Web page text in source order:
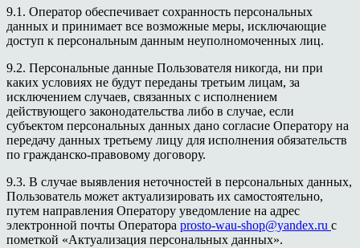
9.1. Оператор обеспечивает сохранность персональных
данных и принимает все возможные меры, исключающие
доступ к персональным данным неуполномоченных лиц.
9.2. Персональные данные Пользователя никогда, ни при
каких условиях не будут переданы третьим лицам, за
исключением случаев, связанных с исполнением
действующего законодательства либо в случае, если
субъектом персональных данных дано согласие Оператору на
передачу данных третьему лицу для исполнения обязательств
по гражданско-правовому договору.
9.3. В случае выявления неточностей в персональных данных,
Пользователь может актуализировать их самостоятельно,
путем направления Оператору уведомление на адрес
электронной почты Оператора prosto-wau-shop@yandex.ru с
пометкой «Актуализация персональных данных».